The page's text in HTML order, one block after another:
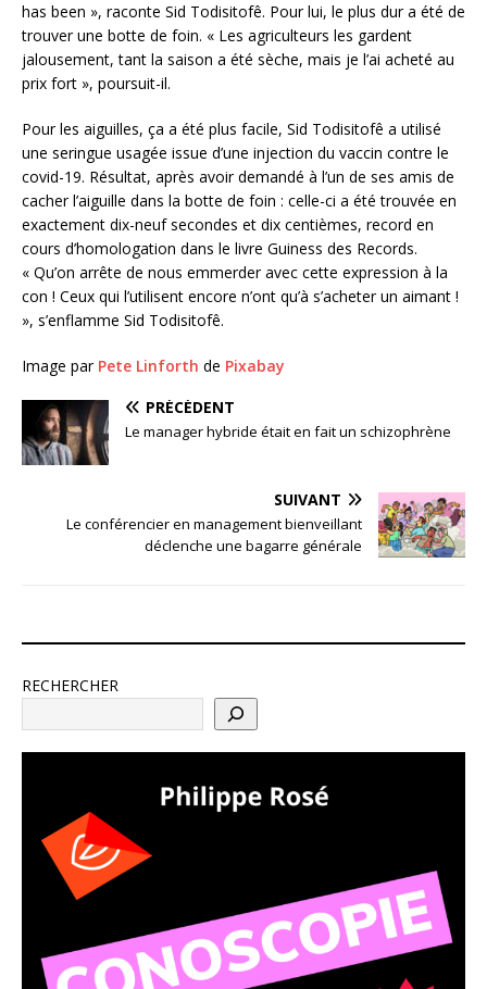
has been », raconte Sid Todisitofê. Pour lui, le plus dur a été de
trouver une botte de foin. « Les agriculteurs les gardent
jalousement, tant la saison a été sèche, mais je l’ai acheté au
prix fort », poursuit-il.
Pour les aiguilles, ça a été plus facile, Sid Todisitofê a utilisé
une seringue usagée issue d’une injection du vaccin contre le
covid-19. Résultat, après avoir demandé à l’un de ses amis de
cacher l’aiguille dans la botte de foin : celle-ci a été trouvée en
exactement dix-neuf secondes et dix centièmes, record en
cours d’homologation dans le livre Guiness des Records.
« Qu’on arrête de nous emmerder avec cette expression à la
con ! Ceux qui l’utilisent encore n’ont qu’à s’acheter un aimant !
», s’enflamme Sid Todisitofê.
Image par Pete Linforth de Pixabay
PRÉCÉDENT
Le manager hybride était en fait un schizophrène
SUIVANT
Le conférencier en management bienveillant
déclenche une bagarre générale
RECHERCHER